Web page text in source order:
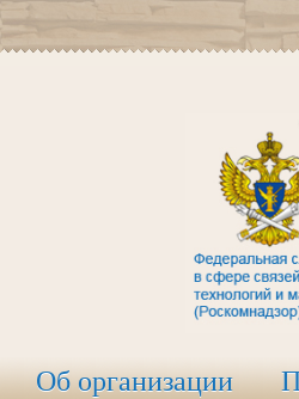
Об организации